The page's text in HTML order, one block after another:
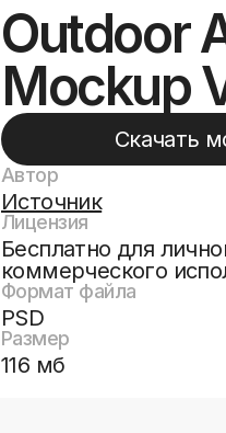
Outdoor
Mockup
Скачать
Автор
Источник
Лицензия
Бесплатно для
коммерческого
Формат файла
PSD
Размер
116 мб